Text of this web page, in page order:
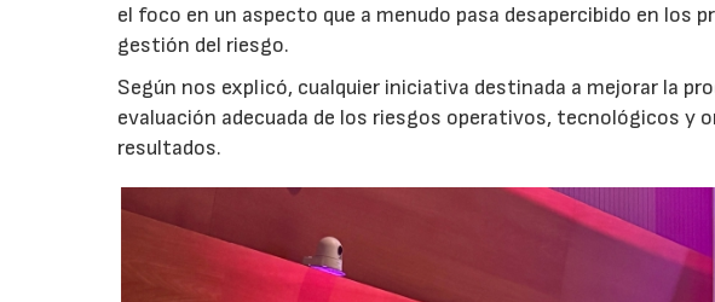
el foco en un aspecto que a menudo pasa desapercibido en los
gestión del riesgo.
Según nos explicó, cualquier iniciativa destinada a mejorar la
evaluación adecuada de los riesgos operativos, tecnológicos y
resultados.